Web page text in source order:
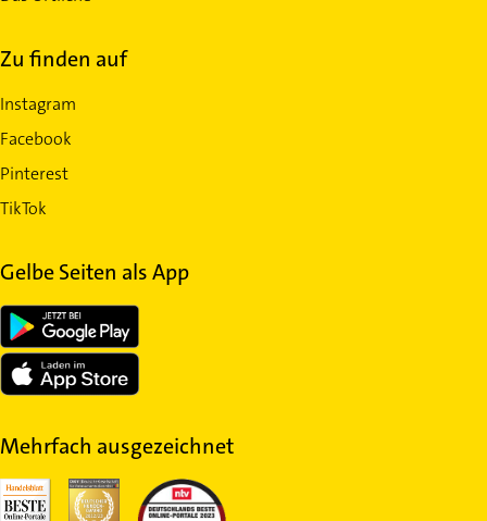
Zu finden auf
Instagram
Facebook
Pinterest
TikTok
Gelbe Seiten als App
Mehrfach ausgezeichnet